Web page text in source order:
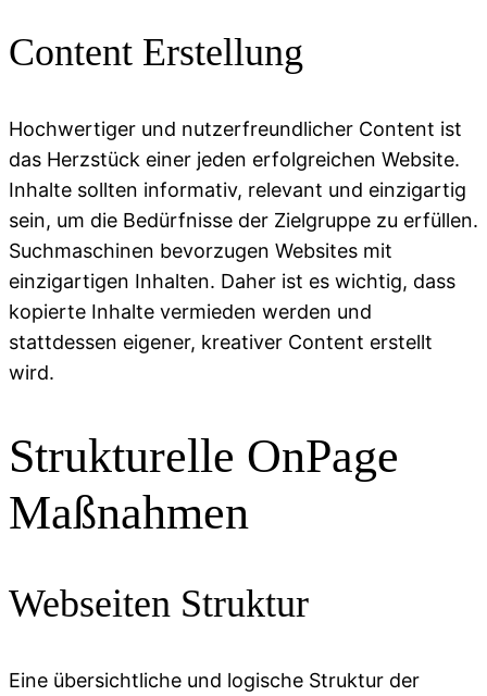
Content Erstellung
Hochwertiger und nutzerfreundlicher Content ist
das Herzstück einer jeden erfolgreichen Website.
Inhalte sollten informativ, relevant und einzigartig
sein, um die Bedürfnisse der Zielgruppe zu erfüllen.
Suchmaschinen bevorzugen Websites mit
einzigartigen Inhalten. Daher ist es wichtig, dass
kopierte Inhalte vermieden werden und
stattdessen eigener, kreativer Content erstellt
wird.
Strukturelle OnPage
Maßnahmen
Webseiten Struktur
Eine übersichtliche und logische Struktur der